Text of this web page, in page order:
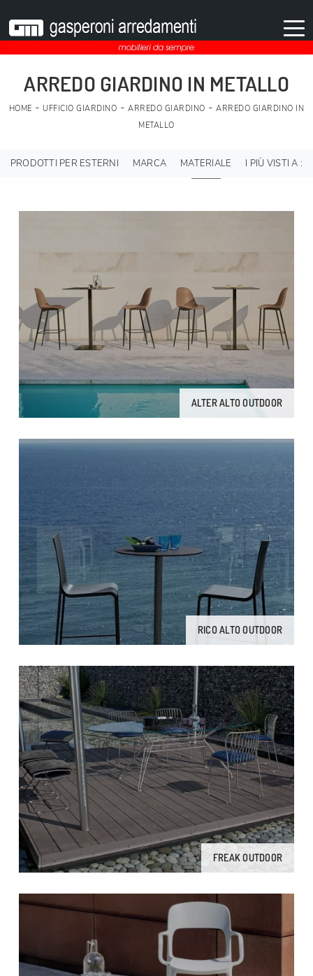
ARREDO GIARDINO IN METALLO
HOME - UFFICIO GIARDINO -ARREDO GIARDINO -ARREDO GIARDINO IN
METALLO
PRODOTTI PER ESTERNI MARCA MATERIALE I PIÙ VISTI A :
ALTER ALTO OUTDOOR
RICO ALTO OUTDOOR
FREAK OUTDOOR